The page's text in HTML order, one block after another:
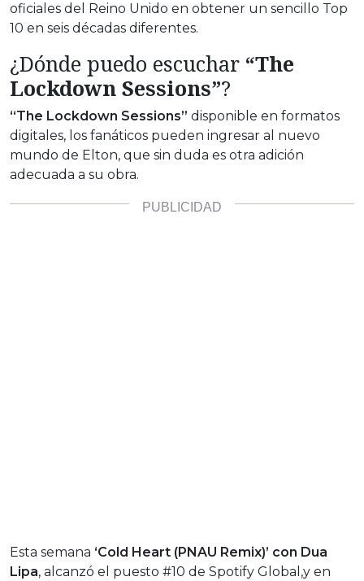
oficiales del Reino Unido en obtener un sencillo Top
10 en seis décadas diferentes.
¿Dónde puedo escuchar “The
Lockdown Sessions”?
“The Lockdown Sessions” disponible en formatos
digitales, los fanáticos pueden ingresar al nuevo
mundo de Elton, que sin duda es otra adición
adecuada a su obra.
Esta semana ‘Cold Heart (PNAU Remix)’ con Dua
Lipa, alcanzó el puesto #10 de Spotify Global,y en